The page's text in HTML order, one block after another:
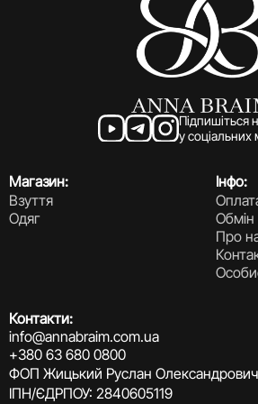
Підпишіться
у
Магазин:
Взуття
Одяг
Інфо:
Про
Контакти:
info@annabraim.com.ua
+380 63 680 0800
ФОП Жицький Руслан Олександрович
ІПН/ЄДРПОУ: 2840605119